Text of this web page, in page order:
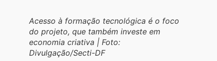
Acesso à formação tecnológica é o foco
do projeto, que também investe em
economia criativa | Foto:
Divulgação/Secti-DF